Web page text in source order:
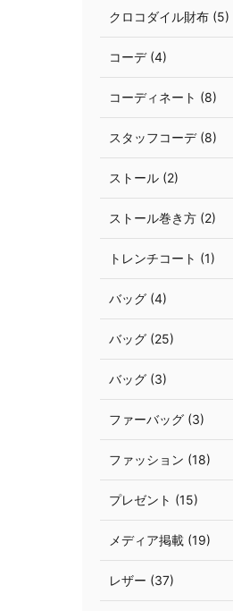
クロコダイル財布 (5)
コーデ (4)
コーディネート (8)
スタッフコーデ (8)
ストール (2)
ストール巻き方 (2)
トレンチコート (1)
バッグ (4)
バッグ (25)
バッグ (3)
ファーバッグ (3)
ファッション (18)
プレゼント (15)
メディア掲載 (19)
レザー (37)